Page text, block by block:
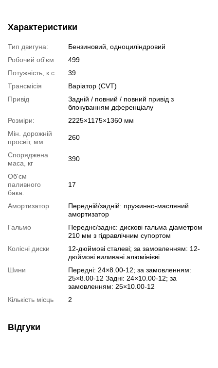
Характеристики
Тип двигуна:
Бензиновий, одноциліндровий
Робочий об'єм
499
Потужність, к.с.
39
Трансмісія
Варіатор (CVT)
Привід
Задній / повний / повний привід з
блокуванням дференціалу
Розміри:
2225×1175×1360 мм
Мін. дорожній
просвіт, мм
260
Споряджена
маса, кг
390
Об'єм
паливного
бака:
17
Амортизатор
Передній/задній: пружинно-масляний
амортизатор
Гальмо
Переднє/заднє: дискові гальма діаметром
210 мм з гідравлічним супортом
Колісні диски
12-дюймові сталеві; за замовленням: 12-
дюймові виливані алюмінієві
Шини
Передні: 24×8.00-12; за замовленням:
25×8.00-12 Задні: 24×10.00-12; за
замовленням: 25×10.00-12
Кількість місць
2
Відгуки